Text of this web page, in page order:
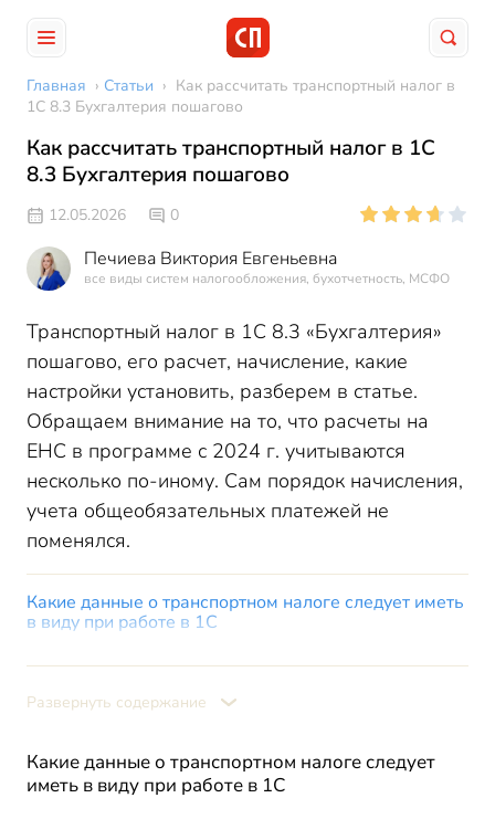
Главная › Статьи › Как рассчитать транспортный налог в
1С 8.3 Бухгалтерия пошагово
Как рассчитать транспортный налог в 1С
8.3 Бухгалтерия пошагово
12.05.2026 0
Печиева Виктория Евгеньевна
все виды систем налогообложения, бухотчетность, МСФО
Транспортный налог в 1С 8.3 «Бухгалтерия»
пошагово, его расчет, начисление, какие
настройки установить, разберем в статье.
Обращаем внимание на то, что расчеты на
ЕНС в программе с 2024 г. учитываются
несколько по-иному. Сам порядок начисления,
учета общеобязательных платежей не
поменялся.
Какие данные о транспортном налоге следует иметь
в виду при работе в 1С
Краткий перечень изменений по учету платежей на ЕНС
Расчет, начисление при работе с 1С: основные этапы
Итоги
Развернуть содержание
Какие данные о транспортном налоге следует
иметь в виду при работе в 1С